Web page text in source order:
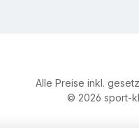
Alle Preise inkl.
© 2026 sport-